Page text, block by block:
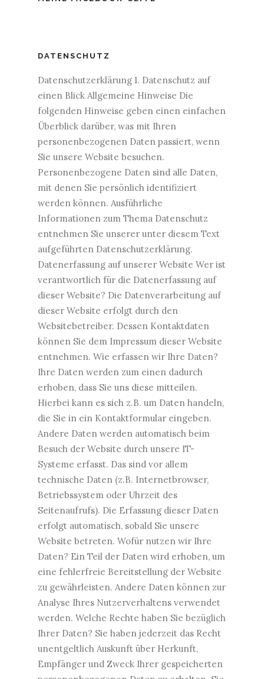
DATENSCHUTZ
Datenschutzerklärung 1. Datenschutz auf
einen Blick Allgemeine Hinweise Die
folgenden Hinweise geben einen einfachen
Überblick darüber, was mit Ihren
personenbezogenen Daten passiert, wenn
Sie unsere Website besuchen.
Personenbezogene Daten sind alle Daten,
mit denen Sie persönlich identifiziert
werden können. Ausführliche
Informationen zum Thema Datenschutz
entnehmen Sie unserer unter diesem Text
aufgeführten Datenschutzerklärung.
Datenerfassung auf unserer Website Wer ist
verantwortlich für die Datenerfassung auf
dieser Website? Die Datenverarbeitung auf
dieser Website erfolgt durch den
Websitebetreiber. Dessen Kontaktdaten
können Sie dem Impressum dieser Website
entnehmen. Wie erfassen wir Ihre Daten?
Ihre Daten werden zum einen dadurch
erhoben, dass Sie uns diese mitteilen.
Hierbei kann es sich z.B. um Daten handeln,
die Sie in ein Kontaktformular eingeben.
Andere Daten werden automatisch beim
Besuch der Website durch unsere IT-
Systeme erfasst. Das sind vor allem
technische Daten (z.B. Internetbrowser,
Betriebssystem oder Uhrzeit des
Seitenaufrufs). Die Erfassung dieser Daten
erfolgt automatisch, sobald Sie unsere
Website betreten. Wofür nutzen wir Ihre
Daten? Ein Teil der Daten wird erhoben, um
eine fehlerfreie Bereitstellung der Website
zu gewährleisten. Andere Daten können zur
Analyse Ihres Nutzerverhaltens verwendet
werden. Welche Rechte haben Sie bezüglich
Ihrer Daten? Sie haben jederzeit das Recht
unentgeltlich Auskunft über Herkunft,
Empfänger und Zweck Ihrer gespeicherten